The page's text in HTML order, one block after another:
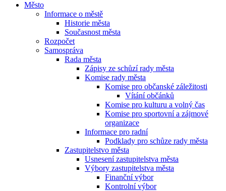
Město
Informace o městě
Historie města
Současnost města
Rozpočet
Samospráva
Rada města
Zápisy ze schůzí rady města
Komise rady města
Komise pro občanské záležitosti
Vítání občánků
Komise pro kulturu a volný čas
Komise pro sportovní a zájmové
organizace
Informace pro radní
Podklady pro schůze rady města
Zastupitelstvo města
Usnesení zastupitelstva města
Výbory zastupitelstva města
Finanční výbor
Kontrolní výbor